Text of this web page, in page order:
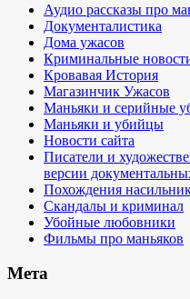
Аудио рассказы про
Документалистика
Дома ужасов
Криминальные
Кровавая История
Магазинчик Ужасов
Маньяки и серийные
Маньяки и убийцы
Новости сайта
Писатели и
версии
Похождения
Скандалы и криминал
Убойные любовники
Фильмы про маньяков
Мета